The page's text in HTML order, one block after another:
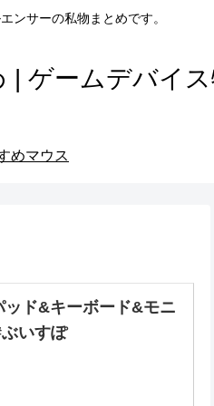
ンサーの私物まとめです。
| ゲームデバイ
めマウス
ッド&キーボード&モニ
いすぽ